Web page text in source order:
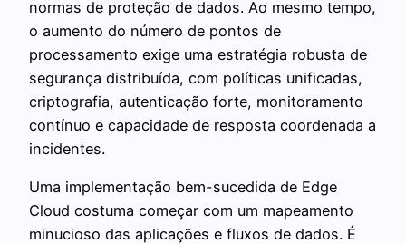
normas de proteção de dados. Ao mesmo tempo,
o aumento do número de pontos de
processamento exige uma estratégia robusta de
segurança distribuída, com políticas unificadas,
criptografia, autenticação forte, monitoramento
contínuo e capacidade de resposta coordenada a
incidentes.
Uma implementação bem-sucedida de Edge
Cloud costuma começar com um mapeamento
minucioso das aplicações e fluxos de dados. É